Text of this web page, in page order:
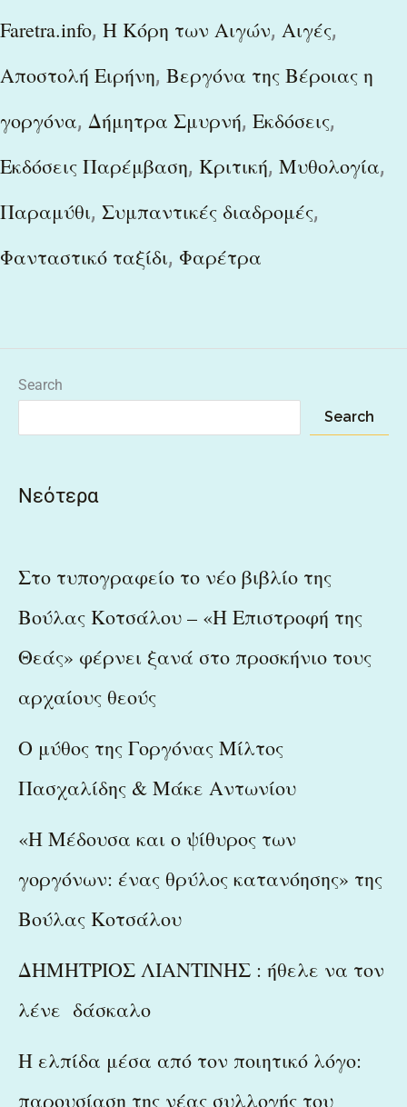
Faretra.info, H Κόρη των Αιγών, Αιγές,
Αποστολή Ειρήνη, Βεργόνα της Βέροιας η
γοργόνα, Δήμητρα Σμυρνή, Εκδόσεις,
Εκδόσεις Παρέμβαση, Κριτική, Μυθολογία,
Παραμύθι, Συμπαντικές διαδρομές,
Φανταστικό ταξίδι, Φαρέτρα
Search
Search
Νεότερα
Στο τυπογραφείο το νέο βιβλίο της
Βούλας Κοτσάλου – «Η Επιστροφή της
Θεάς» φέρνει ξανά στο προσκήνιο τους
αρχαίους θεούς
Ο μύθος της Γοργόνας Μίλτος
Πασχαλίδης & Μάκε Αντωνίου
«Η Μέδουσα και ο ψίθυρος των
γοργόνων: ένας θρύλος κατανόησης» της
Βούλας Κοτσάλου
ΔΗΜΗΤΡΙΟΣ ΛΙΑΝΤΙΝΗΣ : ήθελε να τον
λένε δάσκαλο
Η ελπίδα μέσα από τον ποιητικό λόγο:
παρουσίαση της νέας συλλογής του